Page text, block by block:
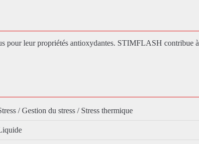
pour leur propriétés antioxydantes. STIMFLASH contribue à
/ Gestion du stress / Stress thermique